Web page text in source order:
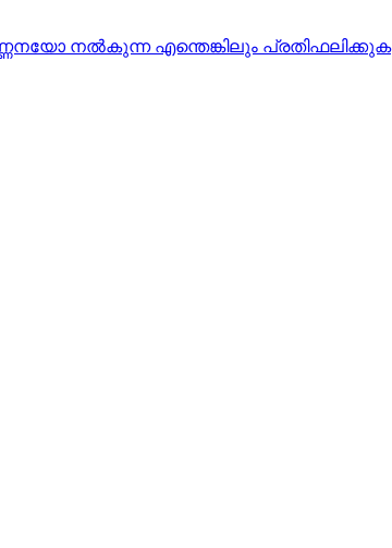
നല്‍കുന്ന എന്തെങ്കിലും പ്രതിഫലിക്കുക